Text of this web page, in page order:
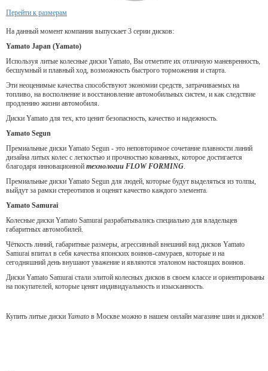
Перейти к размерам
На данный момент компания выпускает 3 серии дисков:
Yamato Japan (Yamato)
Используя литые колесные диски Yamato, Вы отметите их отличную маневренность,
бесшумный и плавный ход, возможность быстрого торможения и старта.
Эти неоценимые качества способствуют экономии средств, затрачиваемых на
топливо, на восполнение и восстановление автомобильных систем, и как следствие
продлению жизни автомобиля.
Диски Yamato для тех, кто ценит безопасность, качество и надежность.
Yamato Segun
Премиальные диски Yamato Segun - это неповторимое сочетание плавности линий
дизайна литых колес с легкостью и прочностью кованных, которое достигается
благодаря инновационной технологии FLOW FORMING.
Премиальные диски Yamato Segun для людей, которые будут выделяться из толпы,
выйдут за рамки стереотипов и оценят качество каждого элемента.
Yamato Samurai
Колесные диски Yamato Samurai разрабатывались специально для владельцев
габаритных автомобилей.
Чёткость линий, габаритные размеры, агрессивный внешний вид дисков Yamato
Samurai впитал в себя качества японских воинов-самураев, которые и на
сегодняшний день внушают уважение и являются эталоном настоящих воинов.
Диски Yamato Samurai стали элитой колесных дисков в своем классе и ориентированы
на покупателей, которые ценят индивидуальность и изысканность.
Купить литые диски Yamato в Москве можно в нашем онлайн магазине шин и дисков!